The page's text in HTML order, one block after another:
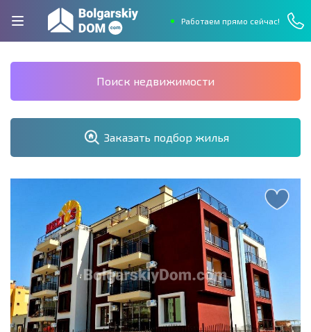
Работаем прямо сейчас!
Поиск недвижимости
Заказать подбор жилья